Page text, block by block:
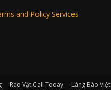
and Policy Services
Rao Vặt Cali Today Làng Báo Việt